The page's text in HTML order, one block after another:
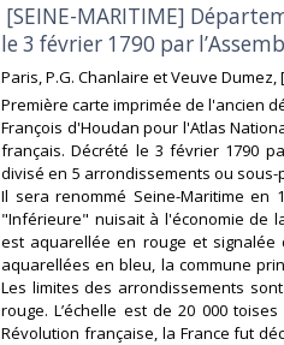
[SEINE-MARITIME]
le 3 février 1790 par
‎Paris, P.G. Chanlaire et Veuve Dumez,
‎Première carte imprimée de l'ancien
François d'Houdan pour l'Atlas
français. Décrété le 3 février 1790
divisé en 5 arrondissements ou
Il sera renommé Seine-Maritime en
"Inférieure" nuisait à l'économie de
est aquarellée en rouge et signalée
aquarellées en bleu, la commune
Les limites des arrondissements
rouge. L’échelle est de 20 000
Révolution française, la France fut